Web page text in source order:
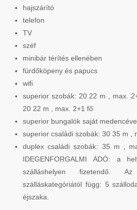
hajszárító
telefon
TV
széf
minibár térítés ellenében
fürdőköpeny és papucs
wifi
superior szobák: 20 22 m , max.
20 22 m , max. 2+1 fő
superior bungalók saját
superior családi szobák: 30 35 m ,
duplex családi szobák: 35 m ,
IDEGENFORGALMI ADÓ: a
szálláshelyen fizetendő.
szálláskategóriától függ: 5
éjszaka.